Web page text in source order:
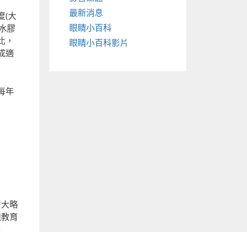
(大
膠
，
適
年
略
育
最新消息
眼睛小百科
眼睛小百科影片